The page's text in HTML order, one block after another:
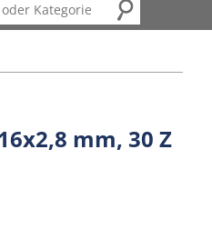
mm, 30 Z